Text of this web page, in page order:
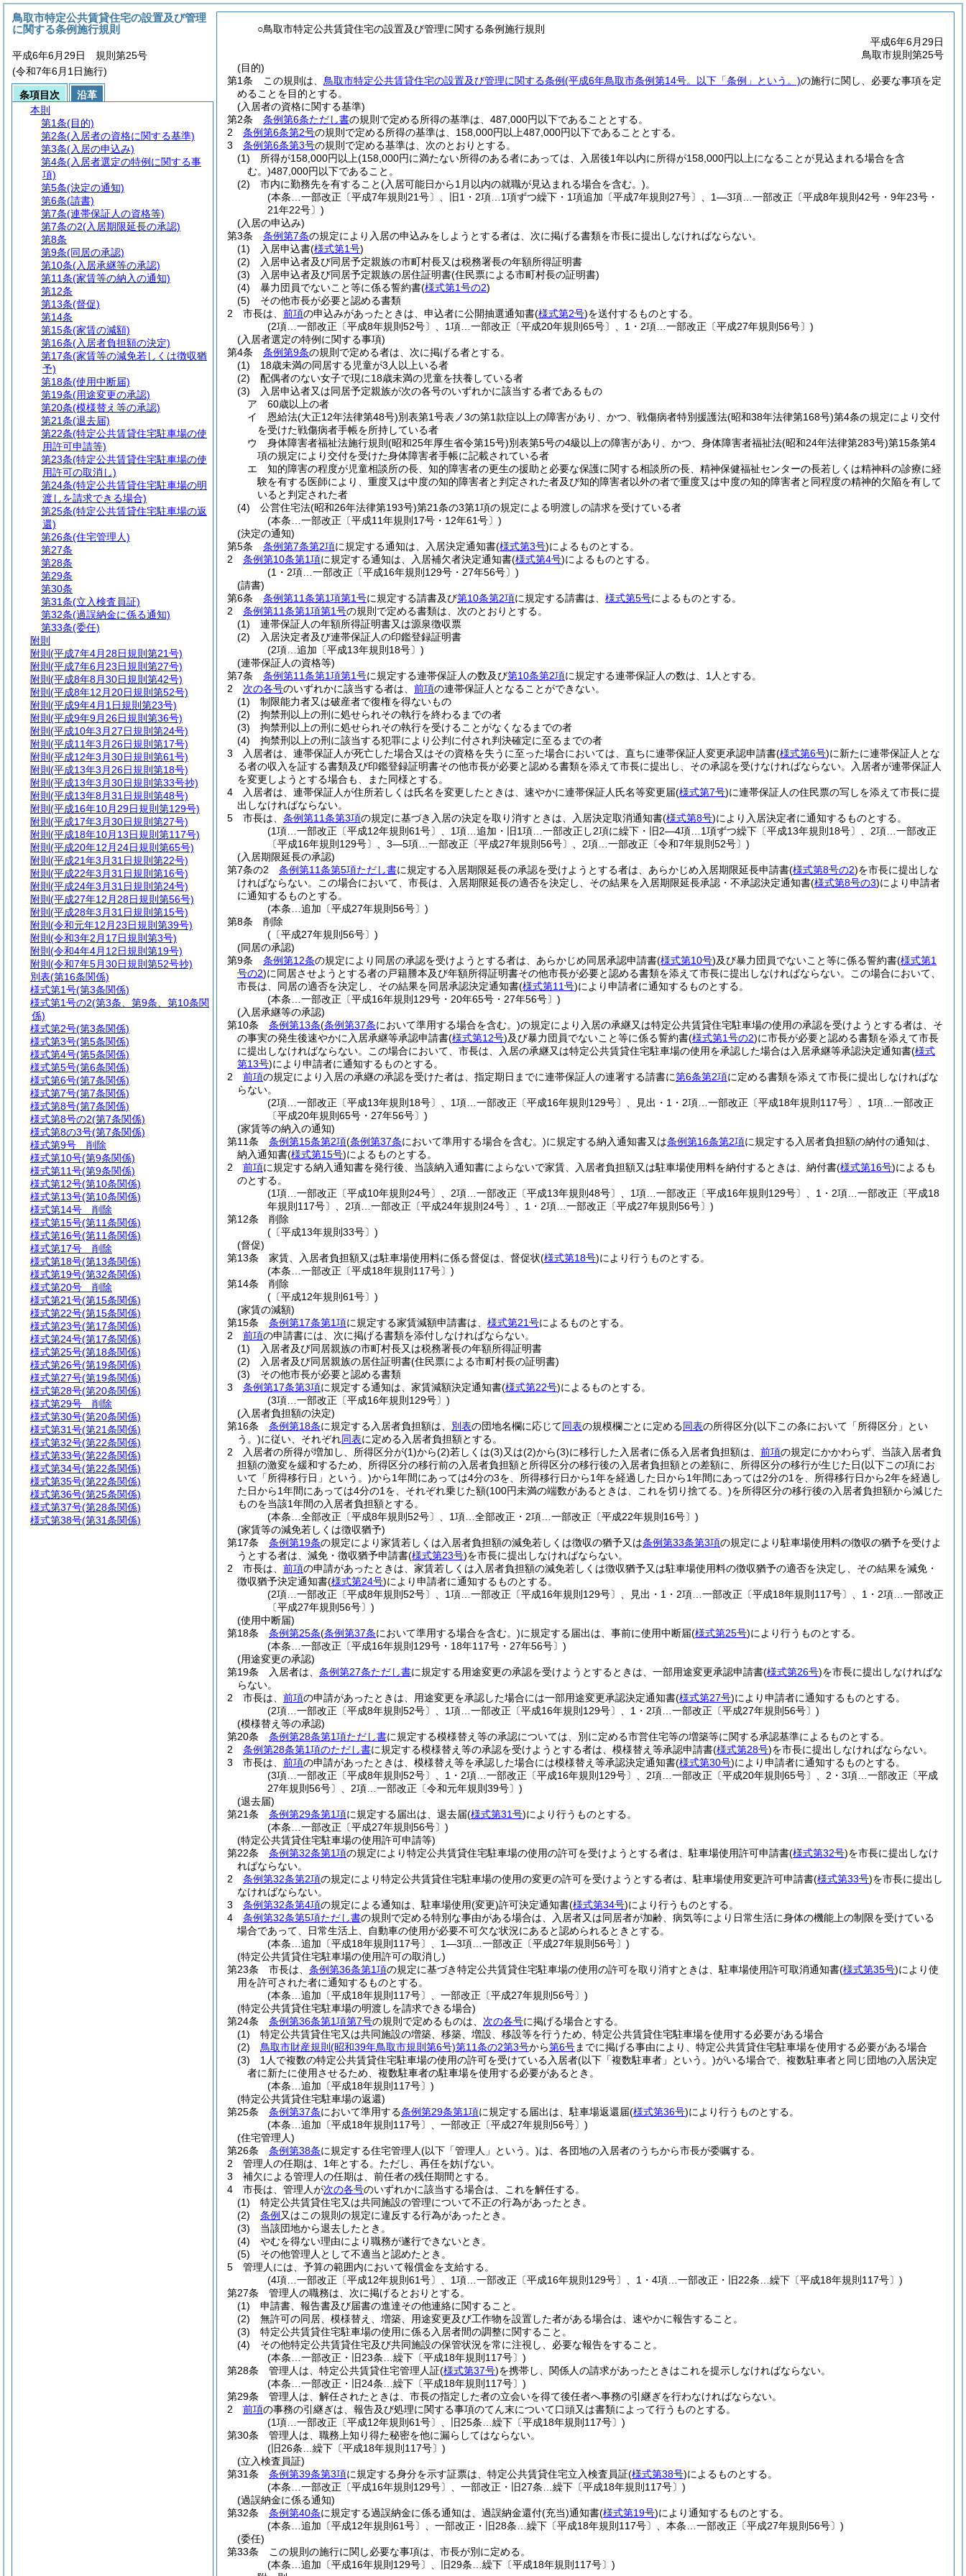
○鳥取市特定公共賃貸住宅の設置及び管理に関する条例施行規則
平成6年6月29日
鳥取市規則第25号
(目的)
第1条
この規則は、 鳥取市特定公共賃貸住宅の設置及び管理に関する条例(平成6年鳥取市条例第14号。以下「条例」という。)の施行に関し、必要な事項を定
めることを目的とする。
(入居者の資格に関する基準)
第2条
条例第6条ただし書の規則で定める所得の基準は、487,000円以下であることとする。
2
条例第6条第2号の規則で定める所得の基準は、158,000円以上487,000円以下であることとする。
3
条例第6条第3号の規則で定める基準は、次のとおりとする。
(1)
所得が158,000円以上(158,000円に満たない所得のある者にあっては、入居後1年以内に所得が158,000円以上になることが見込まれる場合を含
む。)487,000円以下であること。
(2)
市内に勤務先を有すること(入居可能日から1月以内の就職が見込まれる場合を含む。)。
(本条…一部改正〔平成7年規則21号〕、旧1・2項…1項ずつ繰下・1項追加〔平成7年規則27号〕、1―3項…一部改正〔平成8年規則42号・9年23号・
21年22号〕)
(入居の申込み)
第3条
条例第7条の規定により入居の申込みをしようとする者は、次に掲げる書類を市長に提出しなければならない。
(1)
入居申込書(様式第1号)
(2)
入居申込者及び同居予定親族の市町村長又は税務署長の年額所得証明書
(3)
入居申込者及び同居予定親族の居住証明書(住民票による市町村長の証明書)
(4)
暴力団員でないこと等に係る誓約書(様式第1号の2)
(5)
その他市長が必要と認める書類
2
市長は、 前項の申込みがあったときは、申込者に公開抽選通知書(様式第2号)を送付するものとする。
(2項…一部改正〔平成8年規則52号〕、1項…一部改正〔平成20年規則65号〕、1・2項…一部改正〔平成27年規則56号〕)
(入居者選定の特例に関する事項)
第4条
条例第9条の規則で定める者は、次に掲げる者とする。
(1)
18歳未満の同居する児童が3人以上いる者
(2)
配偶者のない女子で現に18歳未満の児童を扶養している者
(3)
入居申込者又は同居予定親族が次の各号のいずれかに該当する者であるもの
ア
60歳以上の者
イ
恩給法(大正12年法律第48号)別表第1号表ノ3の第1款症以上の障害があり、かつ、戦傷病者特別援護法(昭和38年法律第168号)第4条の規定により交付
を受けた戦傷病者手帳を所持している者
ウ
身体障害者福祉法施行規則 (昭和25年厚生省令第15号)別表第5号の4級以上の障害があり、かつ、身体障害者福祉法(昭和24年法律第283号)第15条第4
項の規定により交付を受けた身体障害者手帳に記載されている者
エ
知的障害の程度が児童相談所の長、知的障害者の更生の援助と必要な保護に関する相談所の長、精神保健福祉センターの長若しくは精神科の診療に経
験を有する医師により、重度又は中度の知的障害者と判定された者及び知的障害者以外の者で重度又は中度の知的障害者と同程度の精神的欠陥を有して
いると判定された者
(4)
公営住宅法(昭和26年法律第193号)第21条の3第1項の規定による明渡しの請求を受けている者
(本条…一部改正〔平成11年規則17号・12年61号〕)
(決定の通知)
第5条
条例第7条第2項に規定する通知は、入居決定通知書(様式第3号)によるものとする。
2
条例第10条第1項に規定する通知は、入居補欠者決定通知書(様式第4号)によるものとする。
(1・2項…一部改正〔平成16年規則129号・27年56号〕)
(請書)
第6条
条例第11条第1項第1号に規定する請書及び第10条第2項に規定する請書は、 様式第5号によるものとする。
2
条例第11条第1項第1号の規則で定める書類は、次のとおりとする。
(1)
連帯保証人の年額所得証明書又は源泉徴収票
(2)
入居決定者及び連帯保証人の印鑑登録証明書
(2項…追加〔平成13年規則18号〕)
(連帯保証人の資格等)
第7条
条例第11条第1項第1号に規定する連帯保証人の数及び第10条第2項に規定する連帯保証人の数は、1人とする。
2
次の各号のいずれかに該当する者は、 前項の連帯保証人となることができない。
(1)
制限能力者又は破産者で復権を得ないもの
(2)
拘禁刑以上の刑に処せられその執行を終わるまでの者
(3)
拘禁刑以上の刑に処せられその執行を受けることがなくなるまでの者
(4)
拘禁刑以上の刑に該当する犯罪により公判に付され判決確定に至るまでの者
3
入居者は、連帯保証人が死亡した場合又はその資格を失うに至った場合においては、直ちに連帯保証人変更承認申請書(様式第6号)に新たに連帯保証人とな
る者の収入を証する書類及び印鑑登録証明書その他市長が必要と認める書類を添えて市長に提出し、その承認を受けなければならない。
入居者が連帯保証人
を変更しようとする場合も、また同様とする。
4
入居者は、連帯保証人が住所若しくは氏名を変更したときは、速やかに連帯保証人氏名等変更届(様式第7号)に連帯保証人の住民票の写しを添えて市長に提
出しなければならない。
5
市長は、 条例第11条第3項の規定に基づき入居の決定を取り消すときは、入居決定取消通知書(様式第8号)により入居決定者に通知するものとする。
(1項…一部改正〔平成12年規則61号〕、1項…追加・旧1項…一部改正し2項に繰下・旧2―4項…1項ずつ繰下〔平成13年規則18号〕、2項…一部改正
〔平成16年規則129号〕、3―5項…一部改正〔平成27年規則56号〕、2項…一部改正〔令和7年規則52号〕)
(入居期限延長の承認)
第7条の2
条例第11条第5項ただし書に規定する入居期限延長の承認を受けようとする者は、あらかじめ入居期限延長申請書(様式第8号の2)を市長に提出しな
ければならない。
この場合において、市長は、入居期限延長の適否を決定し、その結果を入居期限延長承認・不承認決定通知書(様式第8号の3)により申請者
に通知するものとする。
(本条…追加〔平成27年規則56号〕)
第8条
削除
(〔平成27年規則56号〕)
(同居の承認)
第9条
条例第12条の規定により同居の承認を受けようとする者は、あらかじめ同居承認申請書(様式第10号)及び暴力団員でないこと等に係る誓約書(様式第1
号の2)に同居させようとする者の戸籍謄本及び年額所得証明書その他市長が必要と認める書類を添えて市長に提出しなければならない。
この場合において、
市長は、同居の適否を決定し、その結果を同居承認決定通知書(様式第11号)により申請者に通知するものとする。
(本条…一部改正〔平成16年規則129号・20年65号・27年56号〕)
(入居承継等の承認)
第10条
条例第13条(条例第37条において準用する場合を含む。)の規定により入居の承継又は特定公共賃貸住宅駐車場の使用の承認を受けようとする者は、そ
の事実の発生後速やかに入居承継等承認申請書(様式第12号)及び暴力団員でないこと等に係る誓約書(様式第1号の2)に市長が必要と認める書類を添えて市長
に提出しなければならない。
この場合において、市長は、入居の承継又は特定公共賃貸住宅駐車場の使用を承認した場合は入居承継等承認決定通知書(様式
第13号)により申請者に通知するものとする。
2
前項の規定により入居の承継の承認を受けた者は、指定期日までに連帯保証人の連署する請書に第6条第2項に定める書類を添えて市長に提出しなければな
らない。
(2項…一部改正〔平成13年規則18号〕、1項…一部改正〔平成16年規則129号〕、見出・1・2項…一部改正〔平成18年規則117号〕、1項…一部改正
〔平成20年規則65号・27年56号〕)
(家賃等の納入の通知)
第11条
条例第15条第2項(条例第37条において準用する場合を含む。)に規定する納入通知書又は条例第16条第2項に規定する入居者負担額の納付の通知は、
納入通知書(様式第15号)によるものとする。
2
前項に規定する納入通知書を発行後、当該納入通知書によらないで家賃、入居者負担額又は駐車場使用料を納付するときは、納付書(様式第16号)によるも
のとする。
(1項…一部改正〔平成10年規則24号〕、2項…一部改正〔平成13年規則48号〕、1項…一部改正〔平成16年規則129号〕、1・2項…一部改正〔平成18
年規則117号〕、2項…一部改正〔平成24年規則24号〕、1・2項…一部改正〔平成27年規則56号〕)
第12条
削除
(〔平成13年規則33号〕)
(督促)
第13条
家賃、入居者負担額又は駐車場使用料に係る督促は、督促状(様式第18号)により行うものとする。
(本条…一部改正〔平成18年規則117号〕)
第14条
削除
(〔平成12年規則61号〕)
(家賃の減額)
第15条
条例第17条第1項に規定する家賃減額申請書は、 様式第21号によるものとする。
2
前項の申請書には、次に掲げる書類を添付しなければならない。
(1)
入居者及び同居親族の市町村長又は税務署長の年額所得証明書
(2)
入居者及び同居親族の居住証明書(住民票による市町村長の証明書)
(3)
その他市長が必要と認める書類
3
条例第17条第3項に規定する通知は、家賃減額決定通知書(様式第22号)によるものとする。
(3項…一部改正〔平成16年規則129号〕)
(入居者負担額の決定)
第16条
条例第18条に規定する入居者負担額は、 別表の団地名欄に応じて同表の規模欄ごとに定める同表の所得区分(以下この条において「所得区分」とい
う。)に従い、それぞれ同表に定める入居者負担額とする。
2
入居者の所得が増加し、所得区分が(1)から(2)若しくは(3)又は(2)から(3)に移行した入居者に係る入居者負担額は、 前項の規定にかかわらず、当該入居者負
担額の激変を緩和するため、所得区分の移行前の入居者負担額と所得区分の移行後の入居者負担額との差額に、所得区分の移行が生じた日(以下この項にお
いて「所得移行日」という。)から1年間にあっては4分の3を、所得移行日から1年を経過した日から1年間にあっては2分の1を、所得移行日から2年を経過し
た日から1年間にあっては4分の1を、それぞれ乗じた額(100円未満の端数があるときは、これを切り捨てる。)を所得区分の移行後の入居者負担額から減じた
ものを当該1年間の入居者負担額とする。
(本条…全部改正〔平成8年規則52号〕、1項…全部改正・2項…一部改正〔平成22年規則16号〕)
(家賃等の減免若しくは徴収猶予)
第17条
条例第19条の規定により家賃若しくは入居者負担額の減免若しくは徴収の猶予又は条例第33条第3項の規定により駐車場使用料の徴収の猶予を受けよ
うとする者は、減免・徴収猶予申請書(様式第23号)を市長に提出しなければならない。
2
市長は、 前項の申請があったときは、家賃若しくは入居者負担額の減免若しくは徴収猶予又は駐車場使用料の徴収猶予の適否を決定し、その結果を減免・
徴収猶予決定通知書(様式第24号)により申請者に通知するものとする。
(2項…一部改正〔平成8年規則52号〕、1項…一部改正〔平成16年規則129号〕、見出・1・2項…一部改正〔平成18年規則117号〕、1・2項…一部改正
〔平成27年規則56号〕)
(使用中断届)
第18条
条例第25条(条例第37条において準用する場合を含む。)に規定する届出は、事前に使用中断届(様式第25号)により行うものとする。
(本条…一部改正〔平成16年規則129号・18年117号・27年56号〕)
(用途変更の承認)
第19条
入居者は、 条例第27条ただし書に規定する用途変更の承認を受けようとするときは、一部用途変更承認申請書(様式第26号)を市長に提出しなければな
らない。
2
市長は、 前項の申請があったときは、用途変更を承認した場合には一部用途変更承認決定通知書(様式第27号)により申請者に通知するものとする。
(2項…一部改正〔平成8年規則52号〕、1項…一部改正〔平成16年規則129号〕、1・2項…一部改正〔平成27年規則56号〕)
(模様替え等の承認)
第20条
条例第28条第1項ただし書に規定する模様替え等の承認については、別に定める市営住宅等の増築等に関する承認基準によるものとする。
2
条例第28条第1項のただし書に規定する模様替え等の承認を受けようとする者は、模様替え等承認申請書(様式第28号)を市長に提出しなければならない。
3
市長は、 前項の申請があったときは、模様替え等を承認した場合には模様替え等承認決定通知書(様式第30号)により申請者に通知するものとする。
(3項…一部改正〔平成8年規則52号〕、1・2項…一部改正〔平成16年規則129号〕、2項…一部改正〔平成20年規則65号〕、2・3項…一部改正〔平成
27年規則56号〕、2項…一部改正〔令和元年規則39号〕)
(退去届)
第21条
条例第29条第1項に規定する届出は、退去届(様式第31号)により行うものとする。
(本条…一部改正〔平成27年規則56号〕)
(特定公共賃貸住宅駐車場の使用許可申請等)
第22条
条例第32条第1項の規定により特定公共賃貸住宅駐車場の使用の許可を受けようとする者は、駐車場使用許可申請書(様式第32号)を市長に提出しなけ
ればならない。
2
条例第32条第2項の規定により特定公共賃貸住宅駐車場の使用の変更の許可を受けようとする者は、駐車場使用変更許可申請書(様式第33号)を市長に提出し
なければならない。
3
条例第32条第4項の規定による通知は、駐車場使用(変更)許可決定通知書(様式第34号)により行うものとする。
4
条例第32条第5項ただし書の規則で定める特別な事由がある場合は、入居者又は同居者が加齢、病気等により日常生活に身体の機能上の制限を受けている
場合であって、日常生活上、自動車の使用が必要不可欠な状況にあると認められるときとする。
(本条…追加〔平成18年規則117号〕、1―3項…一部改正〔平成27年規則56号〕)
(特定公共賃貸住宅駐車場の使用許可の取消し)
第23条
市長は、 条例第36条第1項の規定に基づき特定公共賃貸住宅駐車場の使用の許可を取り消すときは、駐車場使用許可取消通知書(様式第35号)により使
用を許可された者に通知するものとする。
(本条…追加〔平成18年規則117号〕、一部改正〔平成27年規則56号〕)
(特定公共賃貸住宅駐車場の明渡しを請求できる場合)
第24条
条例第36条第1項第7号の規則で定めるものは、 次の各号に掲げる場合とする。
(1)
特定公共賃貸住宅又は共同施設の増築、移築、増設、移設等を行うため、特定公共賃貸住宅駐車場を使用する必要がある場合
(2)
鳥取市財産規則 (昭和39年鳥取市規則第6号)第11条の2第3号から第6号までに掲げる事由により、特定公共賃貸住宅駐車場を使用する必要がある場合
(3)
1人で複数の特定公共賃貸住宅駐車場の使用の許可を受けている入居者(以下「複数駐車者」という。)がいる場合で、複数駐車者と同じ団地の入居決定
者に新たに使用させるため、複数駐車者の駐車場を使用する必要があるとき。
(本条…追加〔平成18年規則117号〕)
(特定公共賃貸住宅駐車場の返還)
第25条
条例第37条において準用する条例第29条第1項に規定する届出は、駐車場返還届(様式第36号)により行うものとする。
(本条…追加〔平成18年規則117号〕、一部改正〔平成27年規則56号〕)
(住宅管理人)
第26条
条例第38条に規定する住宅管理人(以下「管理人」という。)は、各団地の入居者のうちから市長が委嘱する。
2
管理人の任期は、1年とする。 ただし、再任を妨げない。
3
補欠による管理人の任期は、前任者の残任期間とする。
4
市長は、管理人が次の各号のいずれかに該当する場合は、これを解任する。
(1)
特定公共賃貸住宅又は共同施設の管理について不正の行為があったとき。
(2)
条例 又はこの規則の規定に違反する行為があったとき。
(3)
当該団地から退去したとき。
(4)
やむを得ない理由により職務が遂行できないとき。
(5)
その他管理人として不適当と認めたとき。
5
管理人には、予算の範囲内において報償金を支給する。
(4項…一部改正〔平成12年規則61号〕、1項…一部改正〔平成16年規則129号〕、1・4項…一部改正・旧22条…繰下〔平成18年規則117号〕)
第27条
管理人の職務は、次に掲げるとおりとする。
(1)
申請書、報告書及び届書の進達その他連絡に関すること。
(2)
無許可の同居、模様替え、増築、用途変更及び工作物を設置した者がある場合は、速やかに報告すること。
(3)
特定公共賃貸住宅駐車場の使用に係る入居者間の調整に関すること。
(4)
その他特定公共賃貸住宅及び共同施設の保管状況を常に注視し、必要な報告をすること。
(本条…一部改正・旧23条…繰下〔平成18年規則117号〕)
第28条
管理人は、特定公共賃貸住宅管理人証(様式第37号)を携帯し、関係人の請求があったときはこれを提示しなければならない。
(本条…一部改正・旧24条…繰下〔平成18年規則117号〕)
第29条
管理人は、解任されたときは、市長の指定した者の立会いを得て後任者へ事務の引継ぎを行わなければならない。
2
前項の事務の引継ぎは、報告及び処理に関する事項のてん末について口頭又は書類によって行うものとする。
(1項…一部改正〔平成12年規則61号〕、旧25条…繰下〔平成18年規則117号〕)
第30条
管理人は、職務上知り得た秘密を他に漏らしてはならない。
(旧26条…繰下〔平成18年規則117号〕)
(立入検査員証)
第31条
条例第39条第3項に規定する身分を示す証票は、特定公共賃貸住宅立入検査員証(様式第38号)によるものとする。
(本条…一部改正〔平成16年規則129号〕、一部改正・旧27条…繰下〔平成18年規則117号〕)
(過誤納金に係る通知)
第32条
条例第40条に規定する過誤納金に係る通知は、過誤納金還付(充当)通知書(様式第19号)により通知するものとする。
(本条…追加〔平成12年規則61号〕、一部改正・旧28条…繰下〔平成18年規則117号〕、本条…一部改正〔平成27年規則56号〕)
(委任)
第33条
この規則の施行に関し必要な事項は、市長が別に定める。
(本条…追加〔平成16年規則129号〕、旧29条…繰下〔平成18年規則117号〕)
鳥取市特定公共賃貸住宅の設置及び管理
に関する条例施行規則
平成6年6月29日 規則第25号
(令和7年6月1日施行)
条項目次
沿革
本則
第1条(目的)
第2条(入居者の資格に関する基準)
第3条(入居の申込み)
第4条(入居者選定の特例に関する事
項)
第5条(決定の通知)
第6条(請書)
第7条(連帯保証人の資格等)
第7条の2(入居期限延長の承認)
第8条
第9条(同居の承認)
第10条(入居承継等の承認)
第11条(家賃等の納入の通知)
第12条
第13条(督促)
第14条
第15条(家賃の減額)
第16条(入居者負担額の決定)
第17条(家賃等の減免若しくは徴収猶
予)
第18条(使用中断届)
第19条(用途変更の承認)
第20条(模様替え等の承認)
第21条(退去届)
第22条(特定公共賃貸住宅駐車場の使
用許可申請等)
第23条(特定公共賃貸住宅駐車場の使
用許可の取消し)
第24条(特定公共賃貸住宅駐車場の明
渡しを請求できる場合)
第25条(特定公共賃貸住宅駐車場の返
還)
第26条(住宅管理人)
第27条
第28条
第29条
第30条
第31条(立入検査員証)
第32条(過誤納金に係る通知)
第33条(委任)
附則
附則 (平成7年4月28日規則第21号)
附則 (平成7年6月23日規則第27号)
附則 (平成8年8月30日規則第42号)
附則 (平成8年12月20日規則第52号)
附則 (平成9年4月1日規則第23号)
附則 (平成9年9月26日規則第36号)
附則 (平成10年3月27日規則第24号)
附則 (平成11年3月26日規則第17号)
附則 (平成12年3月30日規則第61号)
附則 (平成13年3月26日規則第18号)
附則 (平成13年3月30日規則第33号抄)
附則 (平成13年8月31日規則第48号)
附則 (平成16年10月29日規則第129号)
附則 (平成17年3月30日規則第27号)
附則 (平成18年10月13日規則第117号)
附則 (平成20年12月24日規則第65号)
附則 (平成21年3月31日規則第22号)
附則 (平成22年3月31日規則第16号)
附則 (平成24年3月31日規則第24号)
附則 (平成27年12月28日規則第56号)
附則 (平成28年3月31日規則第15号)
附則 (令和元年12月23日規則第39号)
附則 (令和3年2月17日規則第3号)
附則 (令和4年4月12日規則第19号)
附則 (令和7年5月30日規則第52号抄)
別表(第16条関係)
様式第1号(第3条関係)
様式第1号の2(第3条、第9条、第10条関
係)
様式第2号(第3条関係)
様式第3号(第5条関係)
様式第4号(第5条関係)
様式第5号(第6条関係)
様式第6号(第7条関係)
様式第7号(第7条関係)
様式第8号(第7条関係)
様式第8号の2(第7条関係)
様式第8の3号(第7条関係)
様式第9号 削除
様式第10号(第9条関係)
様式第11号(第9条関係)
様式第12号(第10条関係)
様式第13号(第10条関係)
様式第14号 削除
様式第15号(第11条関係)
様式第16号(第11条関係)
様式第17号 削除
様式第18号(第13条関係)
様式第19号(第32条関係)
様式第20号 削除
様式第21号(第15条関係)
様式第22号(第15条関係)
様式第23号(第17条関係)
様式第24号(第17条関係)
様式第25号(第18条関係)
様式第26号(第19条関係)
様式第27号(第19条関係)
様式第28号(第20条関係)
様式第29号 削除
様式第30号(第20条関係)
様式第31号(第21条関係)
様式第32号(第22条関係)
様式第33号(第22条関係)
様式第34号(第22条関係)
様式第35号(第22条関係)
様式第36号(第25条関係)
様式第37号(第28条関係)
様式第38号(第31条関係)